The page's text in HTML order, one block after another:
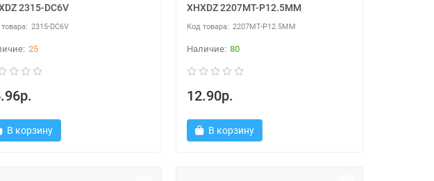
2315-DC6V
2315-DC6V
25
В корзину
XHXDZ 2207MT-P12.5MM
2207MT-P12.5MM
80
12.90р.
В корзину